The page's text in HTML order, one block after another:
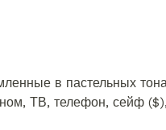
в пастельных
ТВ, телефон, сейф